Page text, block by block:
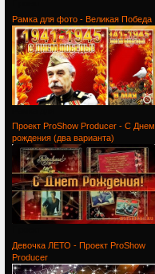
Рамка для фото - Великая Победа
Проект ProShow Producer - С Днем
рождения (два варианта)
Девочка ЛЕТО - Проект ProShow
Producer